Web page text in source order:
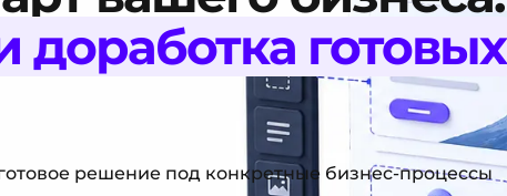
доработка готовых
решение под конкретные бизнес-процессы